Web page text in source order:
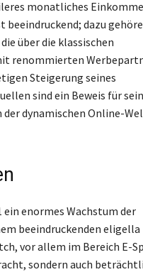
monatliches
dazu
über die klassischen
renommierten
Steigerung seines
sind ein Beweis für
dynamischen Online-
enormes Wachstum der
beeindruckenden eligella
vor allem im Bereich E-
sondern auch